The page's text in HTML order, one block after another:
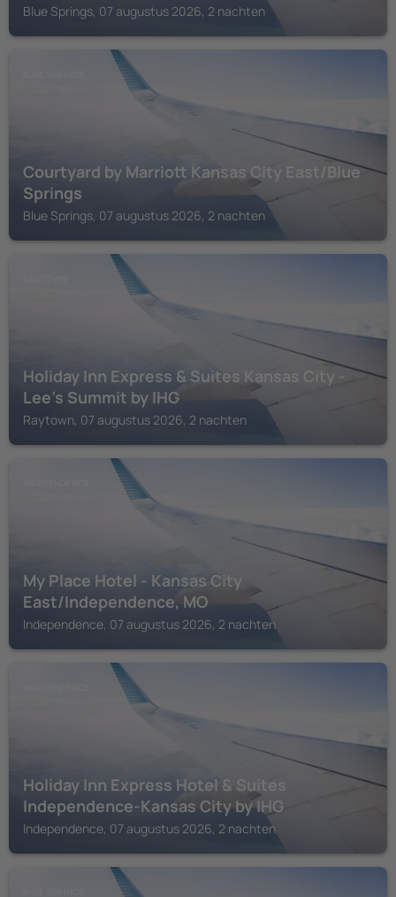
Blue Springs, 07 augustus 2026, 2 nachten
Courtyard by Marriott Kansas City East/Blue
Springs
Blue Springs, 07 augustus 2026, 2 nachten
Holiday Inn Express & Suites Kansas City -
Lee's Summit by IHG
Raytown, 07 augustus 2026, 2 nachten
My Place Hotel - Kansas City
East/Independence, MO
Independence, 07 augustus 2026, 2 nachten
Holiday Inn Express Hotel & Suites
Independence-Kansas City by IHG
Independence, 07 augustus 2026, 2 nachten